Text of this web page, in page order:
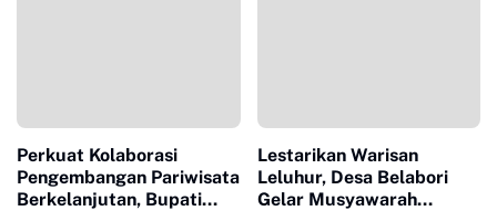
Perkuat Kolaborasi
Pengembangan Pariwisata
Berkelanjutan, Bupati
Lestarikan Warisan
Leluhur, Desa Belabori
Gelar Musyawarah